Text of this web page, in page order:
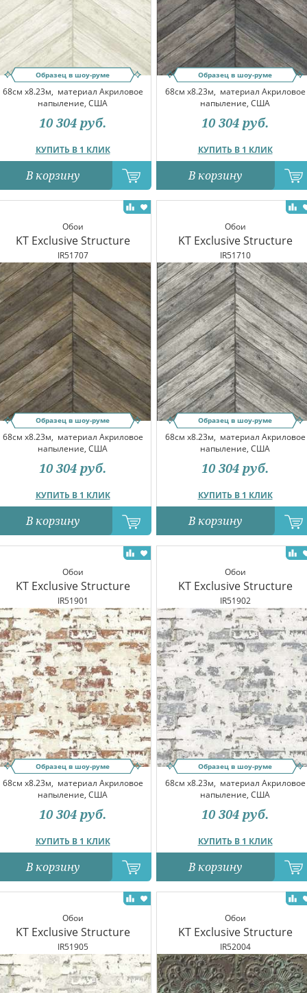
Образец в шоу-руме
68см x8.23м, материал Акриловое
напыление, США
КУПИТЬ В 1 КЛИК
10 304 руб.
В корзину
Образец в шоу-руме
68см x8.23м, материал Акриловое
напыление, США
КУПИТЬ В 1 КЛИК
10 304 руб.
В корзину
Обои
KT Exclusive Structure
IR51707
Образец в шоу-руме
68см x8.23м, материал Акриловое
напыление, США
КУПИТЬ В 1 КЛИК
10 304 руб.
В корзину
Обои
KT Exclusive Structure
IR51710
Образец в шоу-руме
68см x8.23м, материал Акриловое
напыление, США
КУПИТЬ В 1 КЛИК
10 304 руб.
В корзину
Обои
KT Exclusive Structure
IR51901
Образец в шоу-руме
68см x8.23м, материал Акриловое
напыление, США
КУПИТЬ В 1 КЛИК
10 304 руб.
В корзину
Обои
KT Exclusive Structure
IR51902
Образец в шоу-руме
68см x8.23м, материал Акриловое
напыление, США
КУПИТЬ В 1 КЛИК
10 304 руб.
В корзину
Обои
KT Exclusive Structure
IR51905
Обои
KT Exclusive Structure
IR52004